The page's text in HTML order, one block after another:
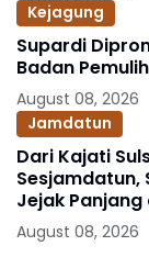
Kejagung
Supardi
Badan
August 08, 2026
Jamdatun
Dari Kajati
Sesjamdatun,
Jejak Panjang
August 08, 2026